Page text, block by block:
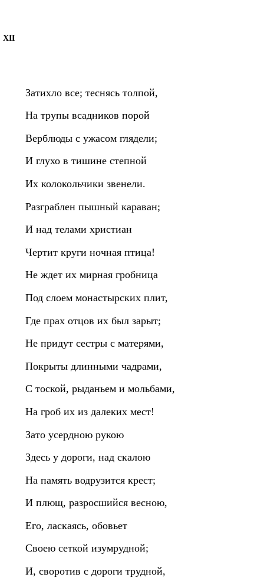
XII
Затихло все; теснясь толпой,
На трупы всадников порой
Верблюды с ужасом глядели;
И глухо в тишине степной
Их колокольчики звенели.
Разграблен пышный караван;
И над телами христиан
Чертит круги ночная птица!
Не ждет их мирная гробница
Под слоем монастырских плит,
Где прах отцов их был зарыт;
Не придут сестры с матерями,
Покрыты длинными чадрами,
С тоской, рыданьем и мольбами,
На гроб их из далеких мест!
Зато усердною рукою
Здесь у дороги, над скалою
На память водрузится крест;
И плющ, разросшийся весною,
Его, ласкаясь, обовьет
Своею сеткой изумрудной;
И, своротив с дороги трудной,